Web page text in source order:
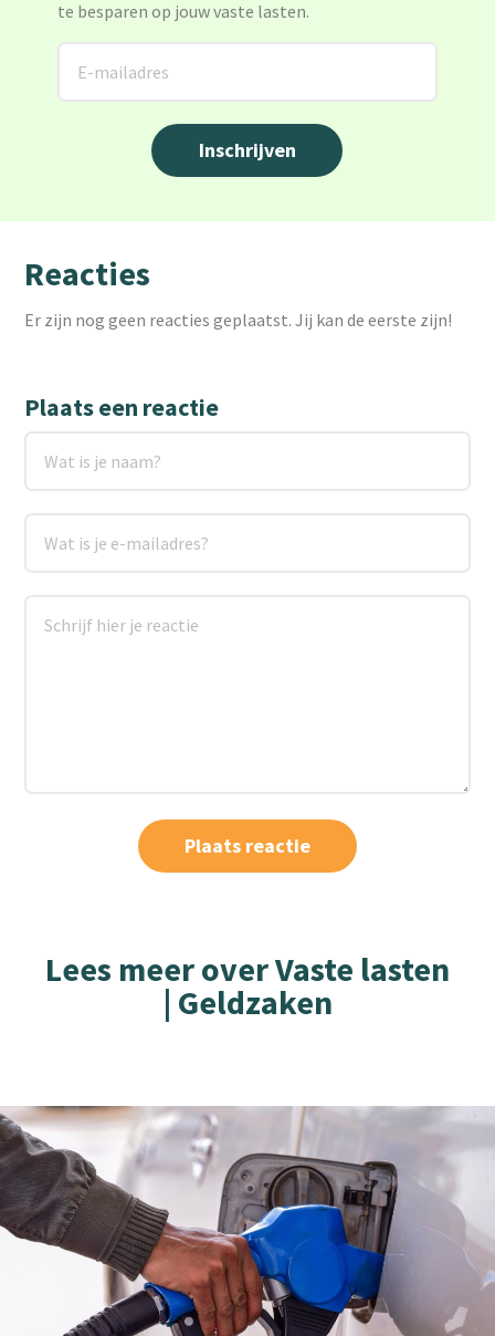
te besparen op jouw vaste lasten.
Reacties
Er zijn nog geen reacties geplaatst. Jij kan de eerste zijn!
Plaats een reactie
Lees meer over Vaste lasten
| Geldzaken